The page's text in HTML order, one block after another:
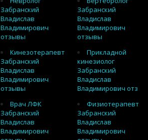
Забранский
Владислав
Владимирович
отзывы
Забранский
Владислав
Владимирович
отзывы
Кинезотерапевт
Забранский
Владислав
Владимирович
отзывы
Прикладной
кинезиолог
Забранский
Владислав
Владимирович отз
Врач ЛФК
Забранский
Владислав
Владимирович
Физиотерапевт
Забранский
Владислав
Владимирович